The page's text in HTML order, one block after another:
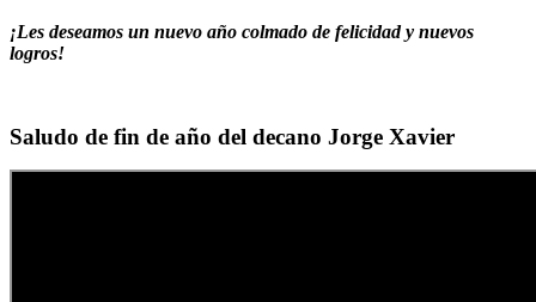
¡Les deseamos un nuevo año colmado de felicidad y nuevos
logros!
Saludo de fin de año del decano Jorge Xavier